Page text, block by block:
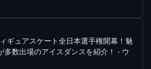
ギュアスケート全日本選手権開幕！魅
多数出場のアイスダンスを紹介！ - ウ